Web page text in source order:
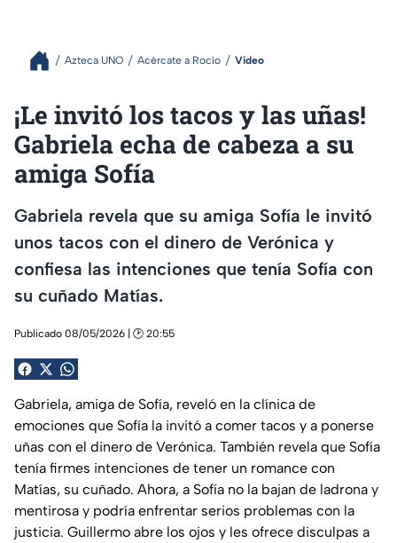
Azteca UNO Acércate a Rocío Video
¡Le invitó los tacos y las uñas!
Gabriela echa de cabeza a su
amiga Sofía
Gabriela revela que su amiga Sofía le invitó
unos tacos con el dinero de Verónica y
confiesa las intenciones que tenía Sofía con
su cuñado Matías.
Publicado 08/05/2026 | 🕑 20:55
Gabriela, amiga de Sofía, reveló en la clínica de
emociones que Sofía la invitó a comer tacos y a ponerse
uñas con el dinero de Verónica. También revela que Sofía
tenía firmes intenciones de tener un romance con
Matías, su cuñado. Ahora, a Sofía no la bajan de ladrona y
mentirosa y podría enfrentar serios problemas con la
justicia. Guillermo abre los ojos y les ofrece disculpas a